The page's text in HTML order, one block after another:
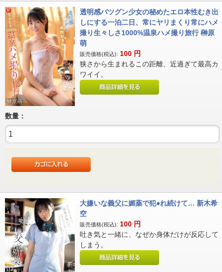
透明感バツグン少女の秘めたエロ本性むき出
しにする一泊二日、常にヤリまくり常にハメ
撮り生々しさ1000%温泉ハメ撮り旅行 榊原
萌
販売価格(税込): 100 円
狭さから生まれるこの距離、近過ぎて最高カ
ワイイ。
数量：
大嫌いな義父に媚薬で犯●れ続けて… 新木希
空
販売価格(税込): 100 円
吐き気と一緒に、なぜか身体だけが反応して
しまう。